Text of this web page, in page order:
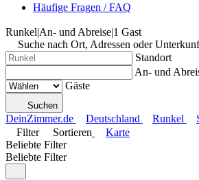
Häufige Fragen / FAQ
Runkel|An- und Abreise|1 Gast
Suche nach Ort, Adressen oder
Standort
An- und
Gäste
Suchen
DeinZimmer.de Deutschland Runkel
Filter
Sortieren
Karte
Beliebte Filter
Beliebte Filter